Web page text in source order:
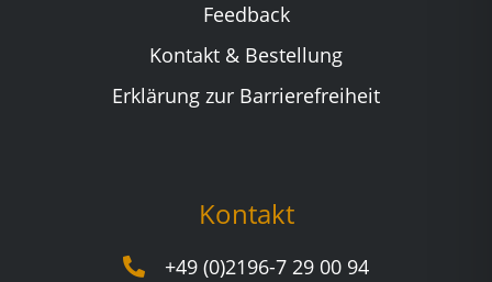
Feedback
Kontakt & Bestellung
Erklärung zur Barrierefreiheit
Kontakt
+49 (0)2196-7 29 00 94